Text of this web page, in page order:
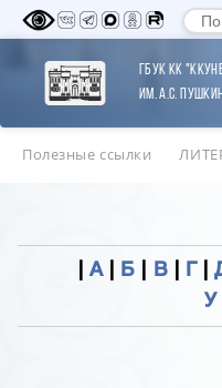
ГБУК КК
им. А.С.
Полезные ссылки
|А| Б В |
У